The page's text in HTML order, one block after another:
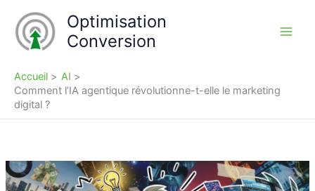
contenu
Optimisation
Conversion
Accueil
AI
Comment l’IA agentique révolutionne-t-elle le marketing
digital ?